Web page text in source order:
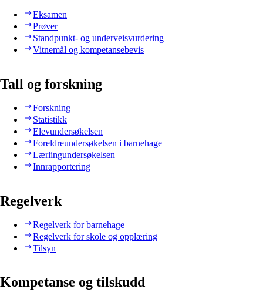
Eksamen
Prøver
Standpunkt- og underveisvurdering
Vitnemål og kompetansebevis
Tall og forskning
Forskning
Statistikk
Elevundersøkelsen
Foreldreundersøkelsen i barnehage
Lærlingundersøkelsen
Innrapportering
Regelverk
Regelverk for barnehage
Regelverk for skole og opplæring
Tilsyn
Kompetanse og tilskudd